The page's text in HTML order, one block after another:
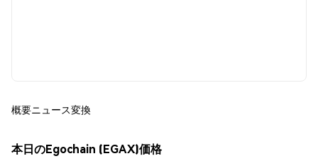
概要ニュース変換
本日のEgochain (EGAX)価格